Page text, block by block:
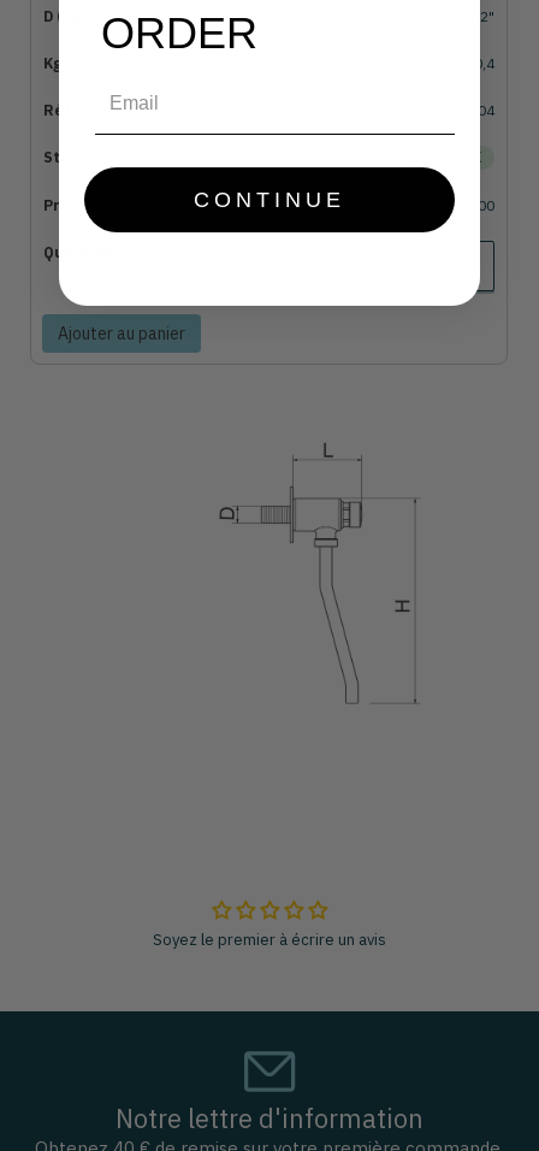
1/2"
0,4
464604
EN STOCK
€36,00
Ajouter au panier
Soyez le premier à écrire un avis
Notre lettre d'information
ORDER
CONTINUE